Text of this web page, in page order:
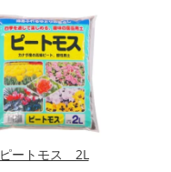
ピートモス 2L